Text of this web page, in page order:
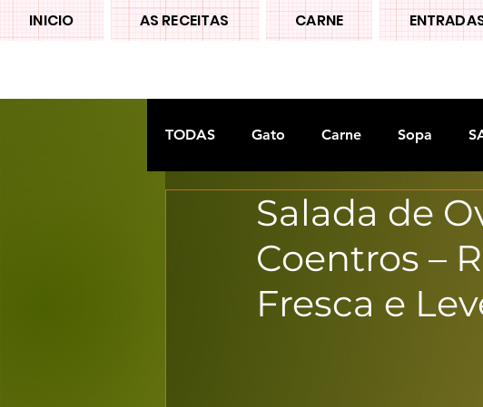
INICIO AS RECEITAS CARNE
TODAS Gato Carne Sopa
Doces tradiconais FRUTAS
Salada de
Coentros –
Fresca e